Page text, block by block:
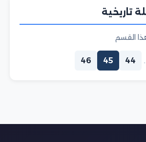
تاريخية
القسم
44
45
46